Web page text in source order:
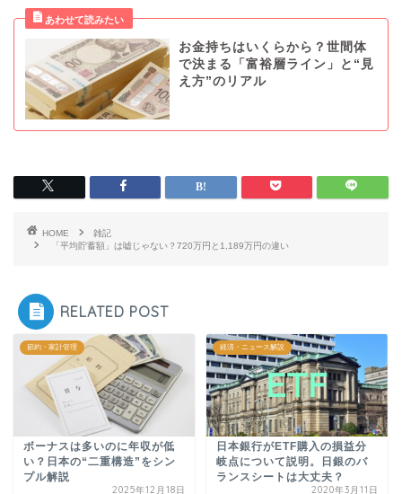
お金持ちはいくらから？世間体
で決まる「富裕層ライン」と“見
え方”のリアル
HOME
雑記
「平均貯蓄額」は嘘じゃない？720万円と1,189万円の違い
RELATED POST
節約・家計管理
ボーナスは多いのに年収が低
い？日本の“二重構造”をシン
プル解説
2025年12月18日
経済・ニュース解説
日本銀行がETF購入の損益分
岐点について説明。日銀のバ
ランスシートは大丈夫？
2020年3月11日